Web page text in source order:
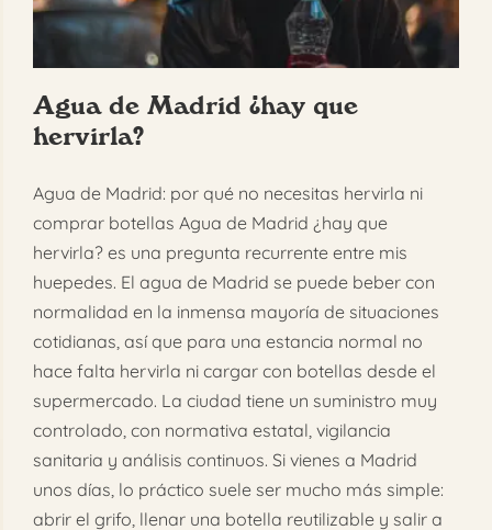
FAQ
Agua de Madrid ¿hay que
hervirla?
Agua de Madrid: por qué no necesitas hervirla ni
comprar botellas Agua de Madrid ¿hay que
hervirla? es una pregunta recurrente entre mis
huepedes. El agua de Madrid se puede beber con
normalidad en la inmensa mayoría de situaciones
cotidianas, así que para una estancia normal no
hace falta hervirla ni cargar con botellas desde el
supermercado. La ciudad tiene un suministro muy
controlado, con normativa estatal, vigilancia
sanitaria y análisis continuos. Si vienes a Madrid
unos días, lo práctico suele ser mucho más simple:
abrir el grifo, llenar una botella reutilizable y salir a